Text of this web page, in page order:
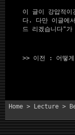
이 글이 강압적
다. 다만 이글에
>> 이전 : 어떻게
Home > Lecture >